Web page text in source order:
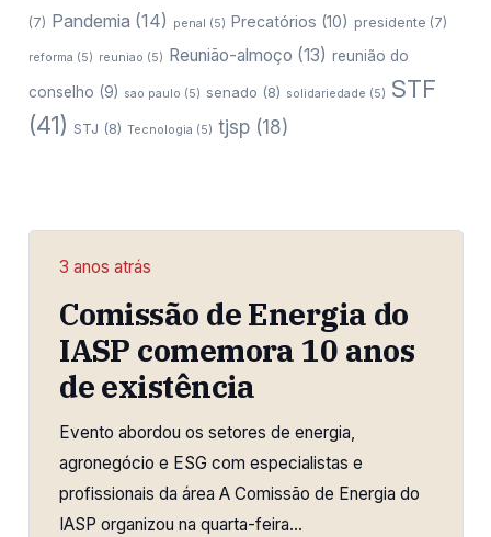
(7) Pandemia (14) penal (5) Precatórios (10) presidente (7)
reforma (5) reuniao (5) Reunião-almoço (13) reunião do
conselho (9) sao paulo (5) senado (8) solidariedade (5) STF
(41) STJ (8) Tecnologia (5) tjsp(18)
3 anos atrás
Comissão de Energia do
IASP comemora 10 anos
de existência
Evento abordou os setores de energia,
agronegócio e ESG com especialistas e
profissionais da área A Comissão de Energia do
IASP organizou na quarta-feira…